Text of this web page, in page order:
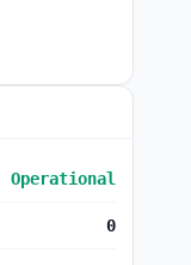
Operational
0